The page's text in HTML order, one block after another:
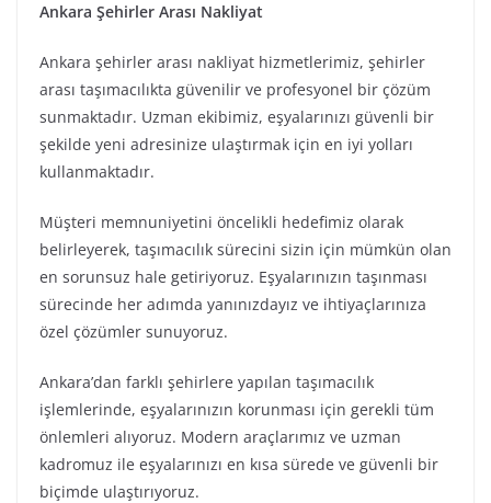
Ankara Şehirler Arası Nakliyat
Ankara şehirler arası nakliyat hizmetlerimiz, şehirler
arası taşımacılıkta güvenilir ve profesyonel bir çözüm
sunmaktadır. Uzman ekibimiz, eşyalarınızı güvenli bir
şekilde yeni adresinize ulaştırmak için en iyi yolları
kullanmaktadır.
Müşteri memnuniyetini öncelikli hedefimiz olarak
belirleyerek, taşımacılık sürecini sizin için mümkün olan
en sorunsuz hale getiriyoruz. Eşyalarınızın taşınması
sürecinde her adımda yanınızdayız ve ihtiyaçlarınıza
özel çözümler sunuyoruz.
Ankara’dan farklı şehirlere yapılan taşımacılık
işlemlerinde, eşyalarınızın korunması için gerekli tüm
önlemleri alıyoruz. Modern araçlarımız ve uzman
kadromuz ile eşyalarınızı en kısa sürede ve güvenli bir
biçimde ulaştırıyoruz.